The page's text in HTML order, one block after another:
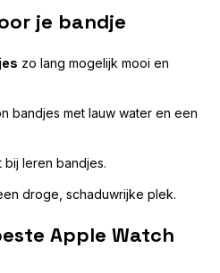
je bandje
zo lang mogelijk mooi en
bandjes met lauw water en een
leren bandjes.
droge, schaduwrijke plek.
Apple Watch